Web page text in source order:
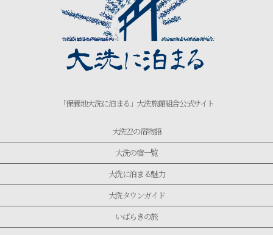
「保養地大洗に泊まる」大洗旅館組合公式サイト
大洗22の宿物語
大洗の宿一覧
大洗に泊まる魅力
大洗タウンガイド
いばらきの旅